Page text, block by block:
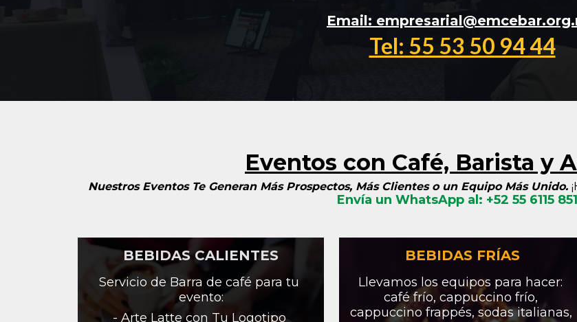
Email:
Tel: 55 53 50 94 44
Eventos con Café, Barista y
Nuestros Eventos Te Generan Más Prospectos, Más Clientes o un Equipo Más Unido.
Envía un WhatsApp al: +52 55 6115
BEBIDAS CALIENTES
Servicio de Barra de café para tu
evento:
- Arte Latte con Tu Logotipo
BEBIDAS FRÍAS
Llevamos los equipos para hacer:
café frío, cappuccino frío,
cappuccino frappés, sodas italianas,